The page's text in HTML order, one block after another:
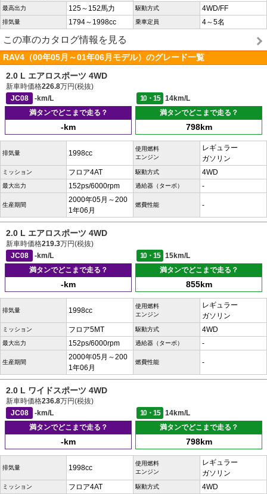
最高出力 125～152馬力 駆動方式 4WD/FF
排気量 1794～1998cc 乗車定員 4～5名
この車のカタログ情報を見る
RAV4（00年05月～01年06月モデル）のグレード一覧
2.0 L エアロスポーツ 4WD
新車時価格226.8万円(税抜)
JC08
-km/L 10・15
14km/L
満タンでどこまで走る？
-km
満タンでどこまで走る？
798km
排気量 1998cc
使用燃料
エンジン
レギュラー
ガソリン
ミッション フロア4AT 駆動方式 4WD
最大出力 152ps/6000rpm 過給器（ターボ） -
生産期間
2000年05月～200
1年06月
燃費性能 -
2.0 L エアロスポーツ 4WD
新車時価格219.3万円(税抜)
JC08
-km/L 10・15
15km/L
満タンでどこまで走る？
-km
満タンでどこまで走る？
855km
排気量 1998cc
使用燃料
エンジン
レギュラー
ガソリン
ミッション フロア5MT 駆動方式 4WD
最大出力 152ps/6000rpm 過給器（ターボ） -
生産期間
2000年05月～200
1年06月
燃費性能 -
2.0 L ワイドスポーツ 4WD
新車時価格236.8万円(税抜)
JC08
-km/L 10・15
14km/L
満タンでどこまで走る？
-km
満タンでどこまで走る？
798km
排気量 1998cc
使用燃料
エンジン
レギュラー
ガソリン
ミッション フロア4AT 駆動方式 4WD